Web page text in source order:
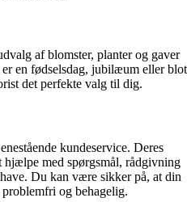
af blomster, planter og gaver
en fødselsdag, jubilæum eller blot
det perfekte valg til dig.
kundeservice. Deres
hjælpe med spørgsmål, rådgivning
Du kan være sikker på, at din
og behagelig.